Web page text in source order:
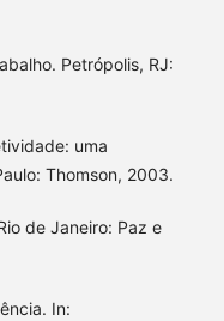
Petrópolis, RJ:
uma
Thomson, 2003.
de Janeiro: Paz e
In: